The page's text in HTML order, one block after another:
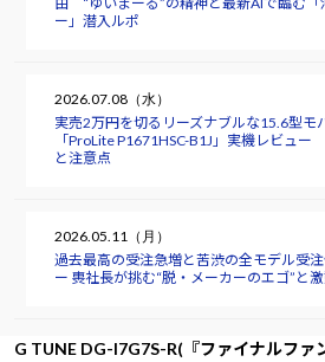
ー」潜入ルポ
2026.07.08（水）
実売2万円を切るリーズナブルな15.6型モ
「ProLite P1671HSC-B1J」実機レビュ
と注意点
2026.05.11（月）
過去最高の受注急増と苦渋の全モデル受注
ー 軣社長が挑む“脱・メーカーのエゴ”と
G TUNE DG-I7G7S-R(『ファイナルファ